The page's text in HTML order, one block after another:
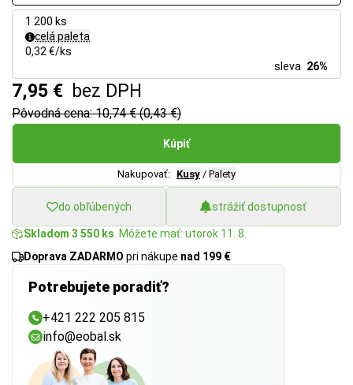
1 200 ks
celá paleta
0,32 €/ks
sleva 26%
7,95 € bez DPH
Pôvodná cena: 10,74 € (0,43 €)
Kúpiť
Nakupovať: Kusy / Palety
do obľúbených strážiť dostupnosť
Skladom 3 550 ks . Môžete mať: utorok 11. 8.
Doprava ZADARMO pri nákupe nad 199 €
Potrebujete poradiť?
+421 222 205 815
info@eobal.sk